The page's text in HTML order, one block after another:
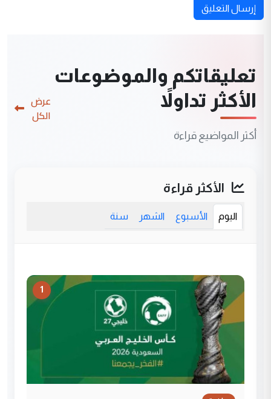
إرسال التعليق
تعليقاتكم والموضوعات
الأكثر تداولاً
أكثر المواضيع قراءة
عرض
الكل
الأكثر قراءة
اليوم الأسبوع الشهر سنة
1